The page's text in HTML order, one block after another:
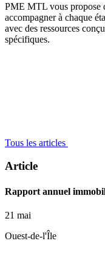
PME MTL vous propose
accompagner à chaque
avec des ressources
spécifiques.
Tous les articles
Article
Rapport annuel
21 mai
Ouest-de-l'Île